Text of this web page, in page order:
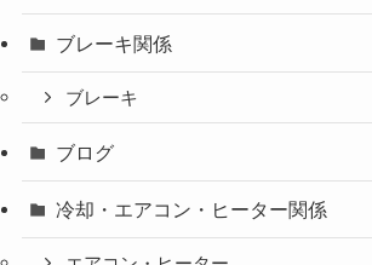
ブレーキ関係
ブレーキ
ブログ
冷却・エアコン・ヒーター関係